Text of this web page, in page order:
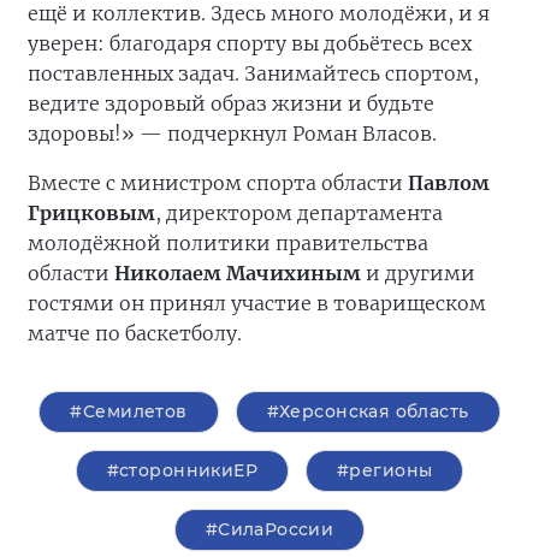
ещё и коллектив. Здесь много молодёжи, и я
уверен: благодаря спорту вы добьётесь всех
поставленных задач. Занимайтесь спортом,
ведите здоровый образ жизни и будьте
здоровы!» — подчеркнул Роман Власов.
Вместе с министром спорта области Павлом
Грицковым, директором департамента
молодёжной политики правительства
области Николаем Мачихиным и другими
гостями он принял участие в товарищеском
матче по баскетболу.
#Семилетов #Херсонская область
#сторонникиЕР #регионы
#СилаРоссии